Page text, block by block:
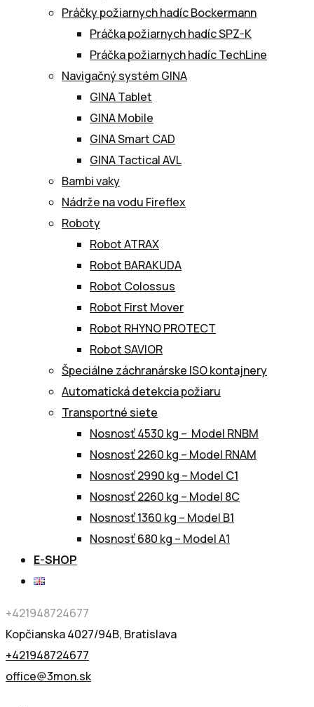
Práčky požiarnych hadíc Bockermann
Práčka požiarnych hadíc SPZ-K
Práčka požiarnych hadíc TechLine
Navigačný systém GINA
GINA Tablet
GINA Mobile
GINA Smart CAD
GINA Tactical AVL
Bambi vaky
Nádrže na vodu Fireflex
Roboty
Robot ATRAX
Robot BARAKUDA
Robot Colossus
Robot First Mover
Robot RHYNO PROTECT
Robot SAVIOR
Špeciálne záchranárske ISO kontajnery
Automatická detekcia požiaru
Transportné siete
Nosnosť 4530 kg – Model RNBM
Nosnosť 2260 kg – Model RNAM
Nosnosť 2990 kg – Model C1
Nosnosť 2260 kg – Model 8C
Nosnosť 1360 kg – Model B1
Nosnosť 680 kg – Model A1
E-SHOP
+421948724677
Kopčianska 4027/94B, Bratislava
+421948724677
office@3mon.sk